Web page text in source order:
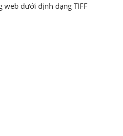
web dưới định dạng TIFF